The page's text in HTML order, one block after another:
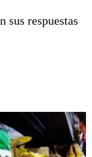
sus respuestas